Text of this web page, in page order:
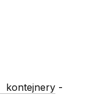
kontejnery -